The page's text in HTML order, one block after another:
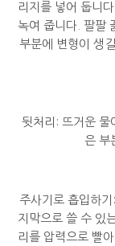
리지를 넣어 둡니
녹여 줍니다. 팔팔
부분에 변형이 생
뒷처리: 뜨거운 물
은 부
주사기로 흡입하
지막으로 쓸 수 있
리를 압력으로 빨